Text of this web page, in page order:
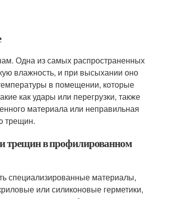
Одна из самых распространенных
влажность, и при высыхании оно
в помещении, которые
как удары или перегрузки, также
материала или неправильная
трещин.
трещин в профилированном
специализированные материалы,
или силиконовые герметики,